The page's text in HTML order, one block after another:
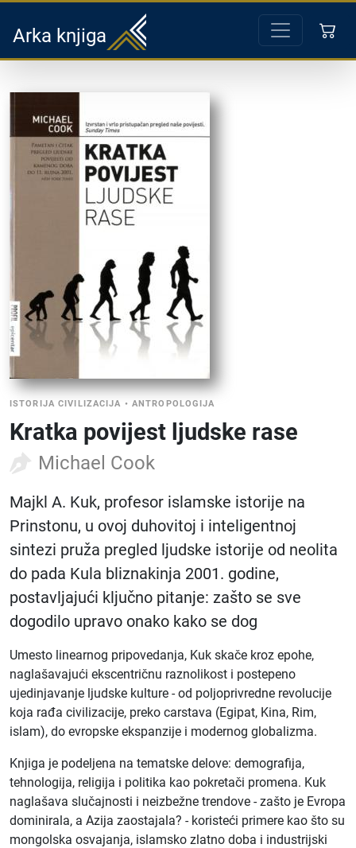
Arka knjiga
ISTORIJA CIVILIZACIJA • ANTROPOLOGIJA
Kratka povijest ljudske rase
Michael Cook
Majkl A. Kuk, profesor islamske istorije na
Prinstonu, u ovoj duhovitoj i inteligentnoj
sintezi pruža pregled ljudske istorije od neolita
do pada Kula bliznakinja 2001. godine,
postavljajući ključno pitanje: zašto se sve
dogodilo upravo onako kako se dog
Umesto linearnog pripovedanja, Kuk skače kroz epohe,
naglašavajući ekscentričnu raznolikost i postepeno
ujedinjavanje ljudske kulture - od poljoprivredne revolucije
koja rađa civilizacije, preko carstava (Egipat, Kina, Rim,
islam), do evropske ekspanzije i modernog globalizma.
Knjiga je podeljena na tematske delove: demografija,
tehnologija, religija i politika kao pokretači promena. Kuk
naglašava slučajnosti i neizbežne trendove - zašto je Evropa
dominirala, a Azija zaostajala? - koristeći primere kao što su
mongolska osvajanja, islamsko zlatno doba i industrijski